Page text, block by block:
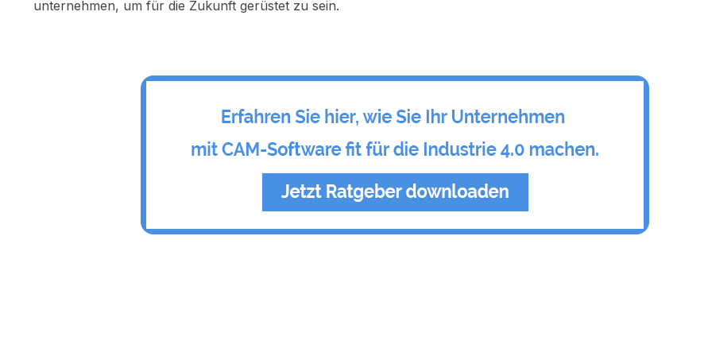
unternehmen, um für die Zukunft gerüstet zu sein.